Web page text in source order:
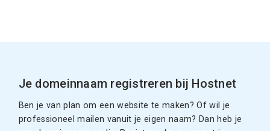
Je domeinnaam registreren bij Hostnet
Ben je van plan om een website te maken? Of wil je
professioneel mailen vanuit je eigen naam? Dan heb je